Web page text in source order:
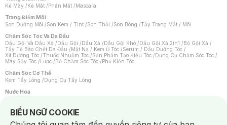
Kẻ Mày /Kẻ Mắt /Phấn Mắt /Mascara
Trang Điểm Môi
Son Dưỡng Môi /Son Kem / Tint /Son Thỏi /Son Bóng /Tẩy Trang Mắt / Môi
Chăm Sóc Tóc Và Da Đầu
Dầu Gội Và Dầu Xả /Dầu Gội /Dầu Xả /Dầu Gội Khô /Dầu Gội Xả 2in1 /Bộ Gội Xả /
Tẩy Tế Bào Chết Da Đầu /Mặt Nạ / Kem Ủ Tóc /Serum / Dầu Dưỡng Tóc /
Xịt Dưỡng Tóc /Thuốc Nhuộm Tóc /Sản Phẩm Tạo Kiểu Tóc /Dụng Cụ Chăm Sóc Tóc /
Máy Sấy Tóc /Lược /Bộ Chăm Sóc Tóc /Phụ Kiện Tóc
Chăm Sóc Cơ Thể
Kem Tẩy Lông /Dụng Cụ Tẩy Lông
Nước Hoa
Nước Hoa Nữ
Chăm Sóc Cá Nhân
Chống Muỗi /Khẩu Trang /Máy Massage/Mặt Nạ Xông Hơi /Nước Rửa Tay/
BIỂU NGỮ COOKIE
Notice about cookies usage